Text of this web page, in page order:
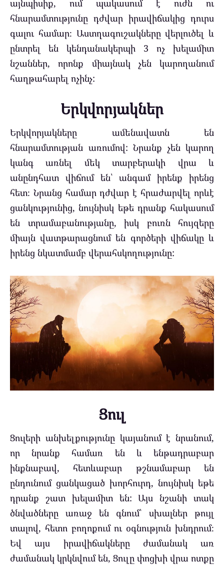
այնպիսիք, ում պակասում է ուժն ու
հնարամտությունը դժվար իրավիճակից դուրս
գալու համար։ Աստղագուշակները վերլուծել և
ընտրել են կենդանակերպի 3 ոչ խելամիտ
նշաններ, որոնք միայնակ չեն կարողանում
հաղթահարել ոչինչ:
Երկվորյակներ
Երկվորյակները ամենավատն են
հնարամտության առումով: Նրանք չեն կարող
կանգ առնել մեկ տարբերակի վրա և
անընդհատ վիճում են՝ անգամ իրենք իրենց
հետ։ Նրանց համար դժվար է հրաժարվել որևէ
ցանկությունից, նույնիսկ եթե դրանք հակասում
են տրամաբանությանը, իսկ բուռն հույզերը
միայն վատթարացնում են գործերի վիճակը և
իրենց նկատմամբ վերահսկողությունը:
Ցուլ
Ցուլերի անխելքությունը կայանում է նրանում,
որ նրանք համառ են և ենթադրաբար
ինքնաբավ, հետևաբար թշնամաբար են
ընդունում ցանկացած խորհուրդ, նույնիսկ եթե
դրանք շատ խելամիտ են: Այս նշանի տակ
ծնվածները առաջ են գնում՝ սխալներ թույլ
տալով, հետո բողոքում ու օգնություն խնդրում։
Եվ այս իրավիճակները ժամանակ առ
ժամանակ կրկնվում են, Ցուլը փոցխի վրա ոտքը